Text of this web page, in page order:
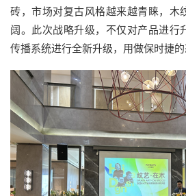
砖，市场对复古风格越来越青睐，木
阔。此次战略升级，不仅对产品进行
传播系统进行全新升级，用做保时捷的